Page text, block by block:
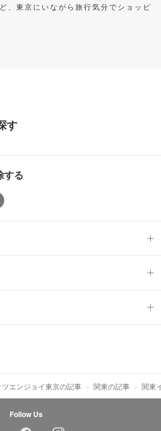
、東京にいながら旅行気分でショッピ
す
する
ツエンジョイ東京の記事 関東の記事 関東
Follow Us